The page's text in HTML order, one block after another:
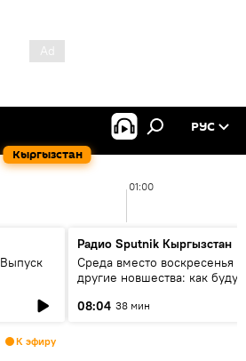
Кыргызстан
РУС
01:00
Радио Sputnik Кыргызстан
Среда вместо воскресенья и
другие новшества: как будут
08:04 38 мин
К эфиру